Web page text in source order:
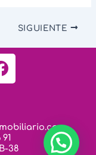
SIGUIENTE
F
a
o
o38